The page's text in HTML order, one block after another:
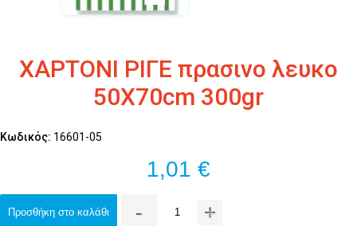
ΧΑΡΤΟΝΙ ΡΙΓΕ πρασινο λευκο
50Χ70cm 300gr
Κωδικός: 16601-05
1,01 €
Προσθήκη στο καλάθι - +